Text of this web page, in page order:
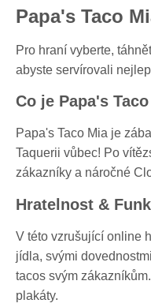
Papa's Taco
Pro hraní vyberte,
abyste servírovali
Co je Papa's
Papa's Taco Mia je
Taquerii vůbec! Po
zákazníky a náročné
Hratelnost &
V této vzrušující online
jídla, svými
tacos svým
plakáty.